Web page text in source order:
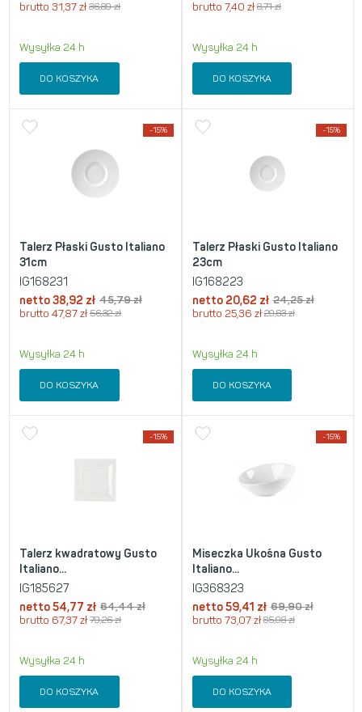
brutto 31,37 zł 36,89zł
Wysyłka 24 h
DO KOSZYKA
brutto 7,40 zł 8,71zł
Wysyłka 24 h
DO KOSZYKA
-15%
Talerz Płaski Gusto Italiano
31cm
IG168231
netto38,92 zł 45,79zł
brutto 47,87 zł 56,32zł
Wysyłka 24 h
DO KOSZYKA
-15%
Talerz Płaski Gusto Italiano
23cm
IG168223
netto 20,62 zł 24,25zł
brutto 25,36 zł 29,83zł
Wysyłka 24 h
DO KOSZYKA
-15%
Talerz kwadratowy Gusto
Italiano...
IG185627
netto54,77 zł 64,44zł
brutto 67,37 zł 79,26zł
Wysyłka 24 h
DO KOSZYKA
-15%
Miseczka Ukośna Gusto
Italiano...
IG368323
netto 59,41 zł 69,90zł
brutto 73,07 zł 85,98zł
Wysyłka 24 h
DO KOSZYKA